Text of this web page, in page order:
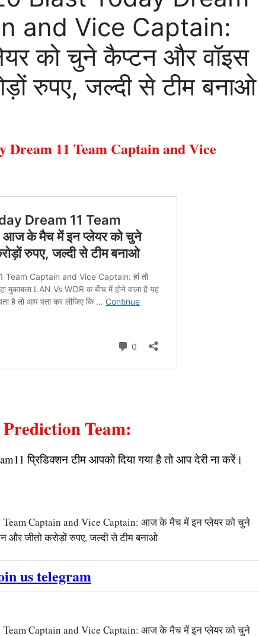
and Vice Captain:
को चुने कैप्टन और वॉइस
रुपए, जल्दी से टीम बनाओ
Dream 11 Team Captain and Vice
Team:
प्रिडिक्शन टीम आपको दिया गया है तो आप देरी ना करें।
Team Captain and Vice Captain: आज के मैच में इन प्लेयर को चुने
और जीतो करोड़ों रुपए, जल्दी से टीम बनाओ
us telegram
Team Captain and Vice Captain: आज के मैच में इन प्लेयर को चुने